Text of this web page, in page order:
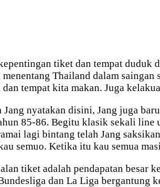
tiket dan tempat
Thailand dalam
tempat kita makan. Juga
nyatakan disini, Jang juga
85-86. Begitu klasik sekali
lagi bintang telah Jang
semuo. Ketika itu kau semua
tiket adalah pendapatan besar
dan La Liga bergantung